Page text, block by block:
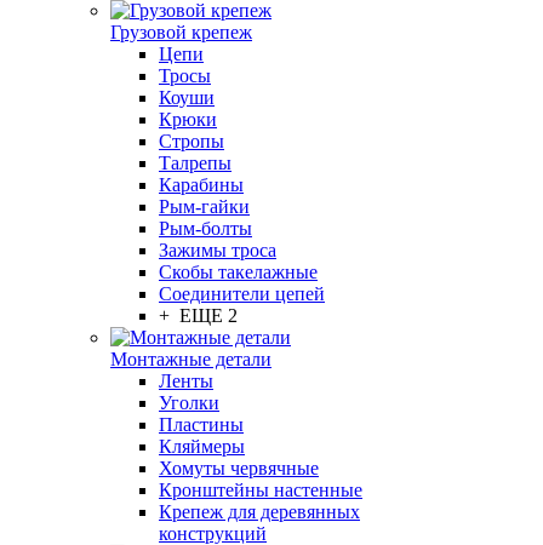
Грузовой крепеж
Цепи
Тросы
Коуши
Крюки
Стропы
Талрепы
Карабины
Рым-гайки
Рым-болты
Зажимы троса
Скобы такелажные
Соединители цепей
+ ЕЩЕ 2
Монтажные детали
Ленты
Уголки
Пластины
Кляймеры
Хомуты червячные
Кронштейны настенные
Крепеж для деревянных
конструкций